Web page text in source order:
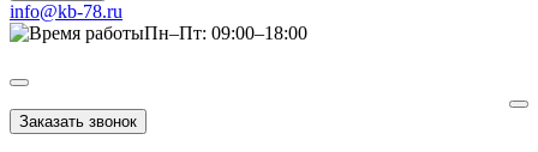
info@kb-78.ru
Пн–Пт: 09:00–18:00
Заказать звонок